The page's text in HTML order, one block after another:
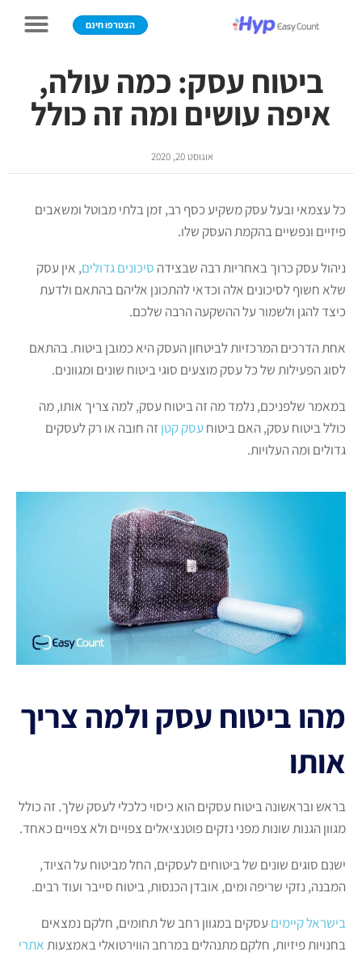
הצטרפו חינם
ביטוח עסק: כמה עולה,
איפה עושים ומה זה כולל
אוגוסט 20, 2020
כל עצמאי ובעל עסק משקיע כסף רב, זמן בלתי מבוטל ומשאבים
פיזיים ונפשיים בהקמת העסק שלו.
ניהול עסק כרוך באחריות רבה שבצידה סיכונים גדולים, אין עסק
שלא חשוף לסיכונים אלה וכדאי להתכונן אליהם בהתאם ולדעת
כיצד להגן ולשמור על ההשקעה הרבה שלכם.
אחת הדרכים המרכזיות לביטחון העסק היא כמובן ביטוח. בהתאם
לסוג הפעילות של כל עסק מוצעים סוגי ביטוח שונים ומגוונים.
במאמר שלפניכם, נלמד מה זה ביטוח עסק, למה צריך אותו, מה
כולל ביטוח עסק, האם ביטוח עסק קטן זה חובה או רק לעסקים
גדולים ומה העלויות.
מהו ביטוח עסק ולמה צריך
אותו
בראש ובראשונה ביטוח עסקים הוא כיסוי כלכלי לעסק שלך. זה כולל
מגוון הגנות שונות מפני נזקים פוטנציאלים צפויים ולא צפויים כאחד.
ישנם סוגים שונים של ביטוחים לעסקים, החל מביטוח על הציוד,
המבנה, נזקי שריפה ומים, אובדן הכנסות, ביטוח סייבר ועוד רבים.
בישראל קיימים עסקים במגוון רחב של תחומים, חלקם נמצאים
בחנויות פיזיות, חלקם מתנהלים במרחב הווירטואלי באמצעותאתרי